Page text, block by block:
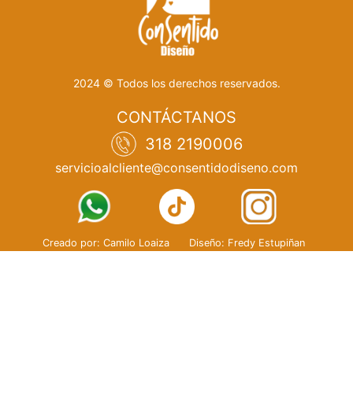
2024 © Todos los derechos reservados.
CONTÁCTANOS
318 2190006
servicioalcliente@consentidodiseno.com
Creado por: Camilo Loaiza Diseño: Fredy Estupiñan